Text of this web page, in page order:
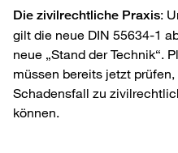
Die zivilrechtliche Praxis:
gilt die neue DIN 55634-1
neue „Stand der Technik“.
müssen bereits jetzt
Schadensfall zu
können.